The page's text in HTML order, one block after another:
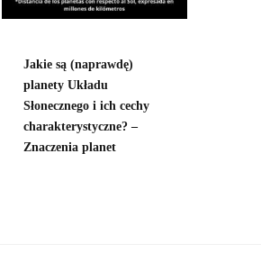
Jakie są (naprawdę)
planety Układu
Słonecznego i ich cechy
charakterystyczne? –
Znaczenia planet